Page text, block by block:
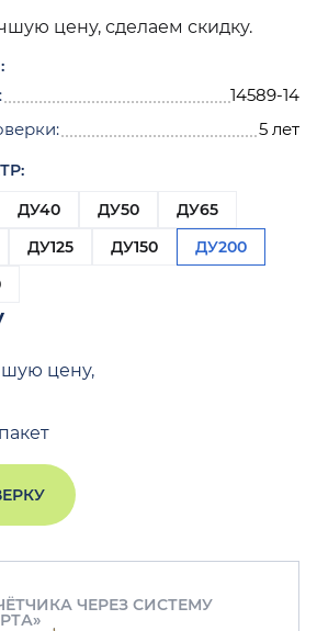
цену, сделаем скидку.
14589-14
5 лет
ДУ40 ДУ50
ДУ65
ДУ125 ДУ150
ДУ200
цену,
ЧЕРЕЗ СИСТЕМУ